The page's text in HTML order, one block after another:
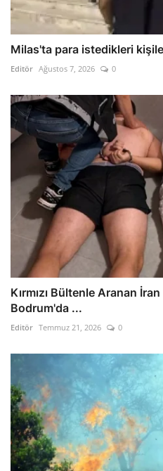
Milas'ta para istedikleri
Editör Ağustos 7, 2026 0
Kırmızı Bültenle Aranan
Bodrum'da ...
Editör Temmuz 21, 2026 0